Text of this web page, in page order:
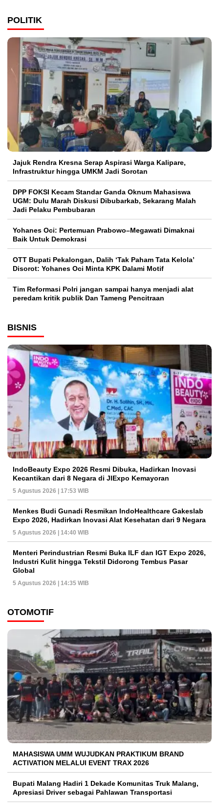
POLITIK
Jajuk Rendra Kresna Serap Aspirasi Warga Kalipare,
Infrastruktur hingga UMKM Jadi Sorotan
DPP FOKSI Kecam Standar Ganda Oknum Mahasiswa
UGM: Dulu Marah Diskusi Dibubarkab, Sekarang Malah
Jadi Pelaku Pembubaran
Yohanes Oci: Pertemuan Prabowo–Megawati Dimaknai
Baik Untuk Demokrasi
OTT Bupati Pekalongan, Dalih ‘Tak Paham Tata Kelola’
Disorot: Yohanes Oci Minta KPK Dalami Motif
Tim Reformasi Polri jangan sampai hanya menjadi alat
peredam kritik publik Dan Tameng Pencitraan
BISNIS
IndoBeauty Expo 2026 Resmi Dibuka, Hadirkan Inovasi
Kecantikan dari 8 Negara di JIExpo Kemayoran
5 Agustus 2026 | 17:53 WIB
Menkes Budi Gunadi Resmikan IndoHealthcare Gakeslab
Expo 2026, Hadirkan Inovasi Alat Kesehatan dari 9 Negara
5 Agustus 2026 | 14:40 WIB
Menteri Perindustrian Resmi Buka ILF dan IGT Expo 2026,
Industri Kulit hingga Tekstil Didorong Tembus Pasar
Global
5 Agustus 2026 | 14:35 WIB
OTOMOTIF
MAHASISWA UMM WUJUDKAN PRAKTIKUM BRAND
ACTIVATION MELALUI EVENT TRAX 2026
Bupati Malang Hadiri 1 Dekade Komunitas Truk Malang,
Apresiasi Driver sebagai Pahlawan Transportasi